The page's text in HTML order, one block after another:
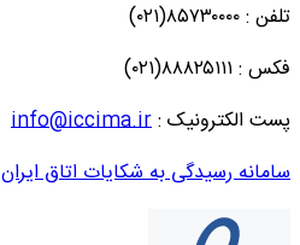
تلفن : ۸۵۷۳۰۰۰۰(۰۲۱)
فکس : ۸۸۸۲۵۱۱۱(۰۲۱)
پست الکترونیک :info@iccima.ir
سامانه رسیدگی به شکایات اتاق ایران